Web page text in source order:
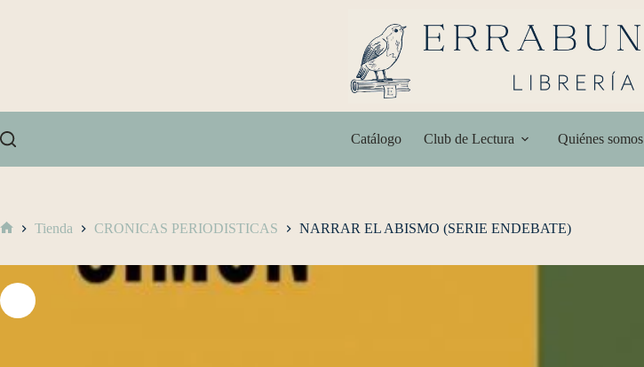
Catálogo Club de Lectura Quiénes somos
Tienda CRONICAS PERIODISTICAS NARRAR EL ABISMO (SERIE ENDEBATE)